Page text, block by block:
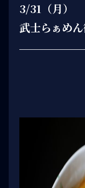
3/31
武士らぁめん